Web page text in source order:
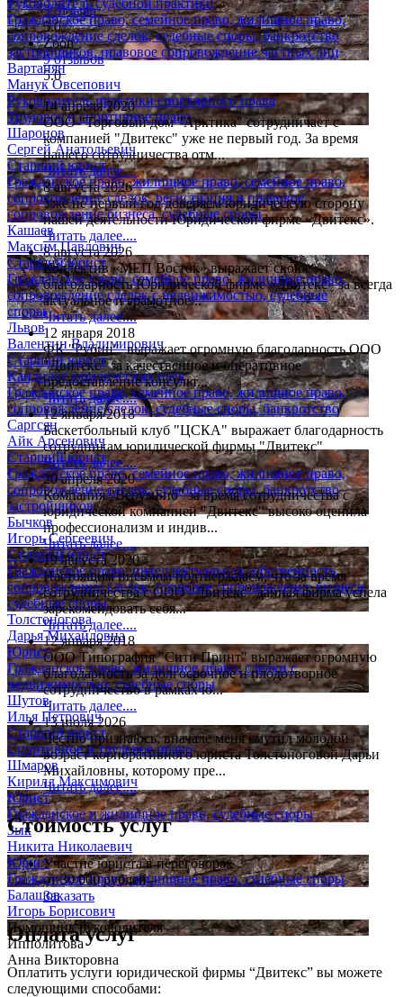
Гражданское право, семейное право, жилищное право,
сопровождение сделок, судебные споры, банкротство
застройщиков, правовое сопровождение частных лиц
Вартанян
Манук Овсепович
Руководитель практики спортивного права
Трудовое и спортивное право
Шаронов
Сергей Анатольевич
Старший юрист
Гражданское право, жилищное право, семейное право,
сопровождение сделок, регистрация и правовое
сопровождение бизнеса, судебные споры
Кашаев
Максим Павлович
Старший юрист
Гражданское право, семейное право, жилищное право,
сопровождение сделок с недвижимостью, судебные
споры
Львов
Валентин Владимирович
Старший юрист
Кандидат юридических наук
Гражданское право, семейное право, жилищное право,
сопровождение сделок, судебные споры, банкротство
Саргсян
Айк Арсенович
Старший юрист
Гражданское право, семейное право, жилищное право,
сопровождение сделок, судебные споры, банкротство
застройщиков
Бычков
Игорь Сергеевич
Старший юрист
Гражданское право, интеллектуальная собственность,
сопровождение сделок, правовое сопровождение бизнеса,
судебные споры
Толстоногова
Дарья Михайловна
Юрист
Гражданское право, жилищное право, сделки с
недвижимостью, судебные споры
Шутов
Илья Петрович
Старший юрист
Спортивное и трудовое право
Шмаров
Кирилл Максимович
Юрист
Гражданское и жилищное право, судебные споры
Зык
Никита Николаевич
Юрист
Гражданское право, жилищное право, судебные споры
Балашов
Игорь Борисович
Помощник руководителя
Ипполитова
Анна Викторовна
3 отзыва
5.0
Zoon
9 отзывов
5.0
14 апреля 2020
ООО "Торговый дом "Арктика" сотрудничает с
компанией "Двитекс" уже не первый год. За время
нашего сотрудничества отм...
Читать далее....
8 августа 2026
Уже не первый год доверяем юридическую сторону
нашей деятельности Юридической фирме «Двитекс».
Читать далее....
8 августа 2026
Коллектив «МЕП Восток» выражает свою
благодарность Юридической фирме «Двитекс» за всегда
актуальное и грамотное...
Читать далее....
12 января 2018
ФК "Рубин" выражает огромную благодарность ООО
"Двитекс" за качественное и оперативное
предоставление консульт...
Читать далее....
12 января 2018
Баскетбольный клуб "ЦСКА" выражает благодарность
сотрудникам юридической фирмы "Двитекс"
Читать далее....
20 апреля 2020
Компания "ВерумБио" за время сотрудничества с
юридической компанией "Двитекс" высоко оценила
профессионализм и индив...
Читать далее....
19 августа 2020
Настоящим письмом подтверждаем, что за время
сотрудничества с ООО "Двитекс" данная фирма успела
зарекомендовать себя...
Читать далее....
12 января 2018
ООО Типография "Сити Принт" выражает огромную
благодарность за долгосрочное и плодотворное
сотрудничество в рамках ю...
Читать далее....
13 июля 2026
Честно признаюсь, вначале меня смутил молодой
возраст корпоративного юриста Толстоноговой Дарьи
Михайловны, которому пре...
Читать далее....
Стоимость услуг
Участие юриста в переговорах
от 30 000 рублей
Заказать
Оплата услуг
Оплатить услуги юридической фирмы “Двитекс” вы можете
следующими способами: